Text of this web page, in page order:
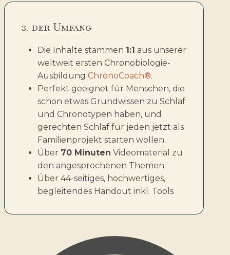
3. der Umfang
Die Inhalte stammen 1:1 aus unserer
weltweit ersten Chronobiologie-
Ausbildung ChronoCoach®.
Perfekt geeignet für Menschen, die
schon etwas Grundwissen zu Schlaf
und Chronotypen haben, und
gerechten Schlaf für jeden jetzt als
Familienprojekt starten wollen.
Über 70 Minuten Videomaterial zu
den angesprochenen Themen.
Über 44-seitiges, hochwertiges,
begleitendes Handout inkl. Tools